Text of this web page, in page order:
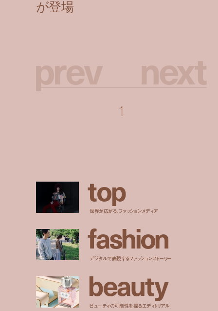
prev next
1
top
世界が広がる、ファッションメディア
fashion
デジタルで表現するファッションストーリー
beauty
ビューティの可能性を探るエディトリアル